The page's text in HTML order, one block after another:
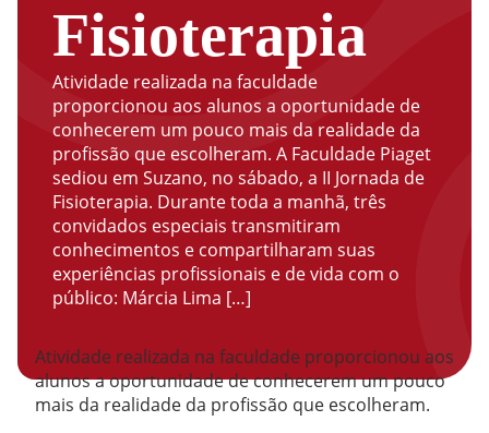
Fisioterapia
Atividade realizada na faculdade
proporcionou aos alunos a oportunidade de
conhecerem um pouco mais da realidade da
profissão que escolheram. A Faculdade Piaget
sediou em Suzano, no sábado, a II Jornada de
Fisioterapia. Durante toda a manhã, três
convidados especiais transmitiram
conhecimentos e compartilharam suas
experiências profissionais e de vida com o
público: Márcia Lima […]
Atividade realizada na faculdade proporcionou aos
alunos a oportunidade de conhecerem um pouco
mais da realidade da profissão que escolheram.